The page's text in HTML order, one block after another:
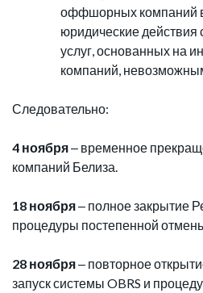
оффшорных компаний
юридические действия
услуг, основанных на
компаний,
Следовательно:
4 ноября‒ временное
компаний Белиза.
18 ноября‒ полное закрытие
процедуры постепенной
28 ноября‒ повторное
запуск системы OBRS и